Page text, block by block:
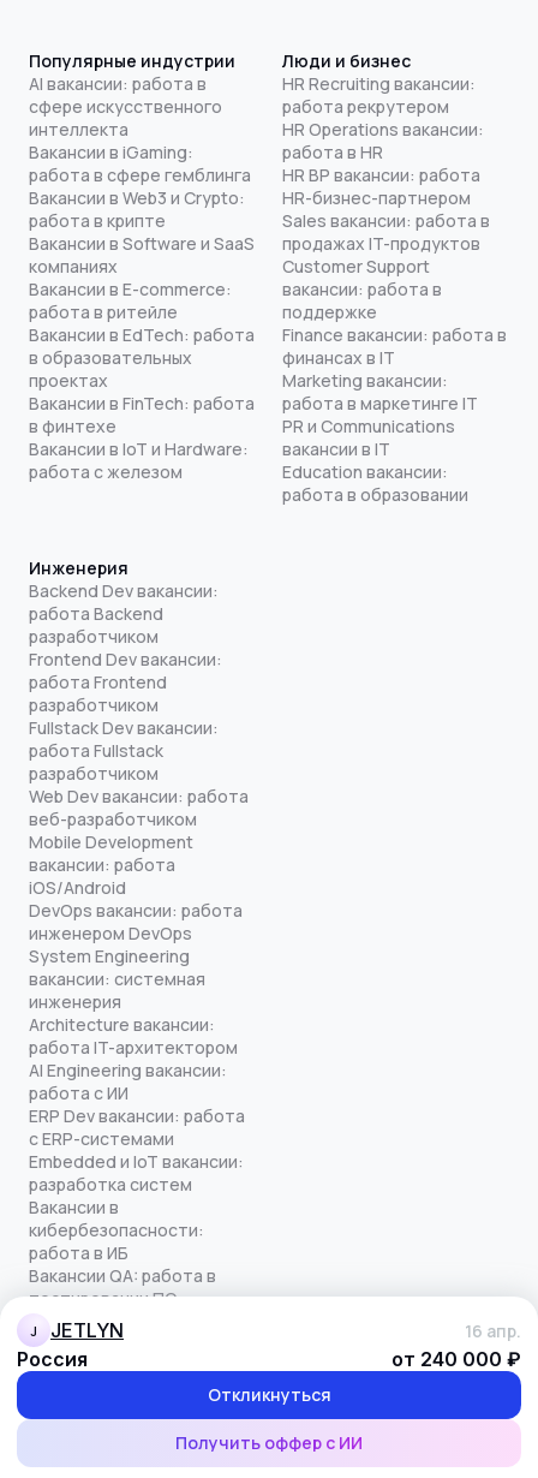
J JETLYN 16 апр.
Россия от 240 000 ₽
Откликнуться
Получить оффер с ИИ
Популярные индустрии
AI вакансии: работа в
сфере искусственного
интеллекта
Вакансии в iGaming:
работа в сфере гемблинга
Вакансии в Web3 и Crypto:
работа в крипте
Вакансии в Software и SaaS
компаниях
Вакансии в E-commerce:
работа в ритейле
Вакансии в EdTech: работа
в образовательных
проектах
Вакансии в FinTech: работа
в финтехе
Вакансии в IoT и Hardware:
работа с железом
Люди и бизнес
HR Recruiting вакансии:
работа рекрутером
HR Operations вакансии:
работа в HR
HR BP вакансии: работа
HR-бизнес-партнером
Sales вакансии: работа в
продажах IT-продуктов
Customer Support
вакансии: работа в
поддержке
Finance вакансии: работа в
финансах в IT
Marketing вакансии:
работа в маркетинге IT
PR и Communications
вакансии в IT
Education вакансии:
работа в образовании
Инженерия
Backend Dev вакансии:
работа Backend
разработчиком
Frontend Dev вакансии:
работа Frontend
разработчиком
Fullstack Dev вакансии:
работа Fullstack
разработчиком
Web Dev вакансии: работа
веб-разработчиком
Mobile Development
вакансии: работа
iOS/Android
DevOps вакансии: работа
инженером DevOps
System Engineering
вакансии: системная
инженерия
Architecture вакансии:
работа IT-архитектором
AI Engineering вакансии:
работа с ИИ
ERP Dev вакансии: работа
с ERP-системами
Embedded и IoT вакансии:
разработка систем
Вакансии в
кибербезопасности:
работа в ИБ
Вакансии QA: работа в
тестировании ПО
Политика конфиденциальности
Обработка персональных данных